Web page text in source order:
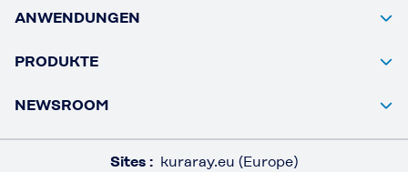
ANWENDUNGEN
PRODUKTE
NEWSROOM
Sites : kuraray.eu (Europe)